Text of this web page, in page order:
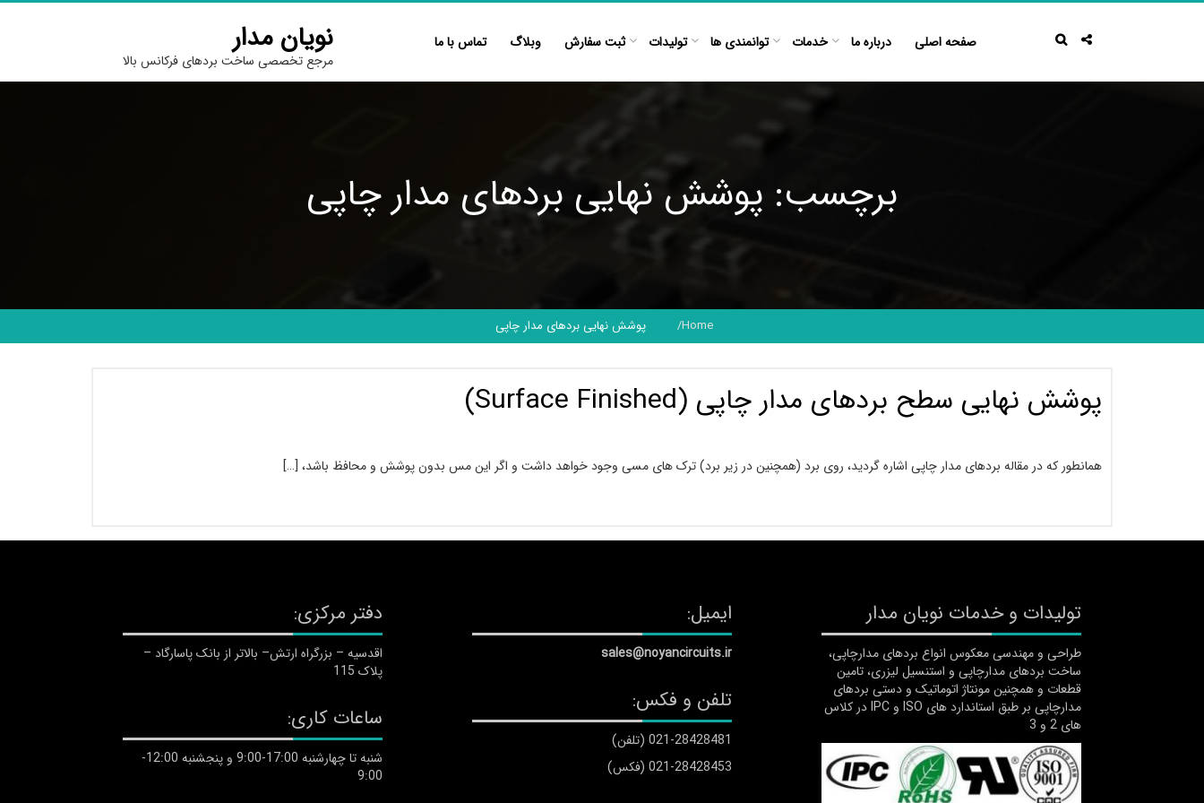
Skip
نویان مدار
مرجع تخصصی ساخت بردهای فرکانس بالا
صفحه اصلی درباره ما خدمات توانمندی ها تولیدات ثبت سفارش وبلاگ تماس با ما
برچسب: پوشش نهایی بردهای مدار چاپی
Home پوشش نهایی بردهای مدار چاپی
پوشش نهایی سطح بردهای مدار چاپی (Surface Finished)
همانطور که در مقاله بردهای مدار چاپی اشاره گردید، روی برد (همچنین در زیر برد) ترک های مسی وجود خواهد داشت و اگر این مس بدون پوشش و محافظ باشد، […]
دفتر مرکزی:
اقدسیه – بزرگراه ارتش– بالاتر از بانک پاسارگاد –
پلاک 115
ساعات کاری:
شنبه تا چهارشنبه 17:00-9:00 و پنجشنبه 12:00-
9:00
ایمیل:
sales@noyancircuits.ir
تلفن و فکس:
021-28428481 (تلفن)
021-28428453 (فکس)
تولیدات و خدمات نویان مدار
طراحی و مهندسی معکوس انواع بردهای مدارچاپی،
ساخت بردهای مدارچاپی و استنسیل لیزری، تامین
قطعات و همچنین مونتاژ اتوماتیک و دستی بردهای
مدارچاپی بر طبق استاندارد های ISO و IPC در کلاس
های 2 و 3